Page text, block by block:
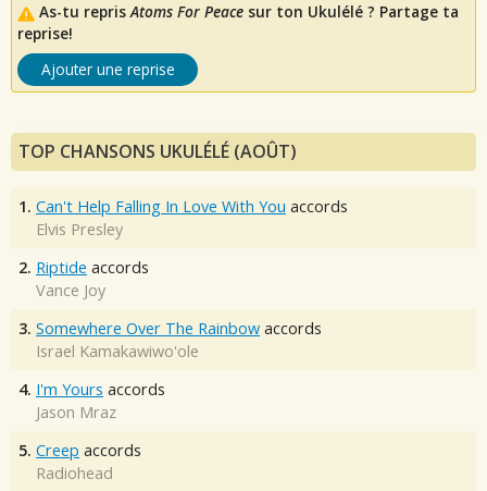
As-tu reprisAtoms For Peace sur ton Ukulélé ? Partage ta
reprise!
Ajouter une reprise
TOP CHANSONS UKULÉLÉ (AOÛT)
1. Can't Help Falling In Love With You accords
Elvis Presley
2. Riptide accords
Vance Joy
3. Somewhere Over The Rainbow accords
Israel Kamakawiwo'ole
4. I'm Yours accords
Jason Mraz
5. Creep accords
Radiohead